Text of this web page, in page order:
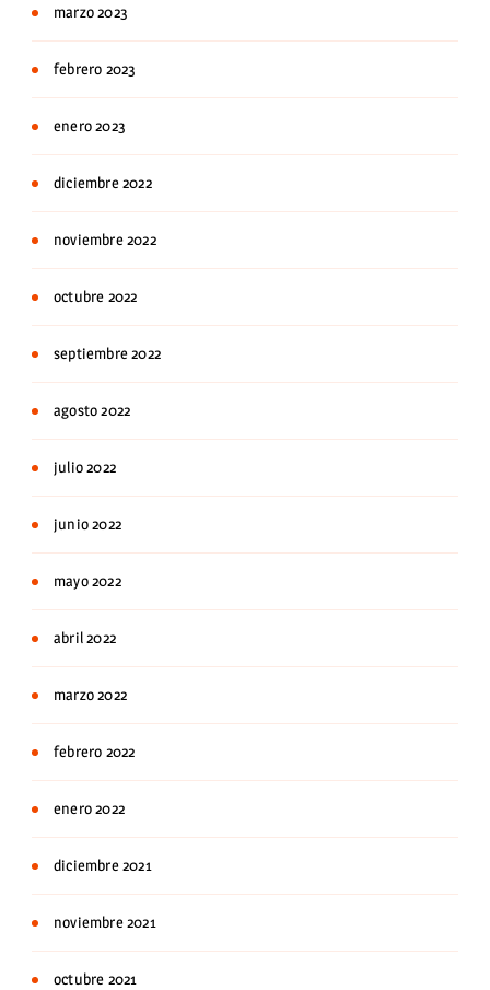
marzo 2023
febrero 2023
enero 2023
diciembre 2022
noviembre 2022
octubre 2022
septiembre 2022
agosto 2022
julio 2022
junio 2022
mayo 2022
abril 2022
marzo 2022
febrero 2022
enero 2022
diciembre 2021
noviembre 2021
octubre 2021